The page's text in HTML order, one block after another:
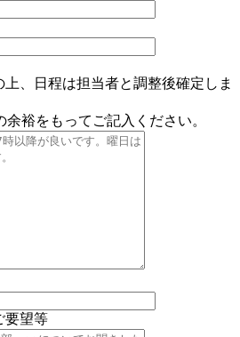
、日程は担当者と調整後確定しま
裕をもってご記入ください。
要望等